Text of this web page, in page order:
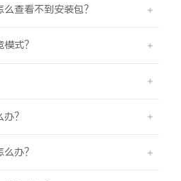
查看不到安装包？
式？
？
办？